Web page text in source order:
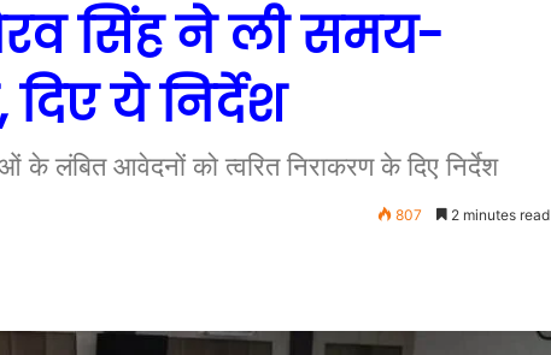
सिंह ने ली समय-
ये निर्देश
के लंबित आवेदनों को त्वरित निराकरण के दिए निर्देश
807 2 minutes read